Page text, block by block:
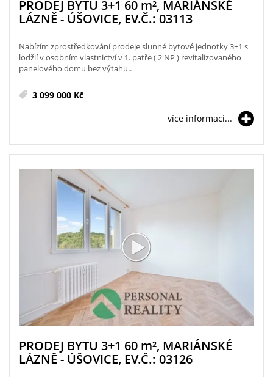
PRODEJ BYTU 3+1 60 m², MARIÁNSKÉ
LÁZNĚ - ÚŠOVICE, EV.Č.: 03113
Nabízím zprostředkování prodeje slunné bytové jednotky 3+1 s
lodžií v osobním vlastnictví v 1. patře ( 2 NP ) revitalizovaného
panelového domu bez výtahu..
3 099 000 Kč
více informací...
PRODEJ BYTU 3+1 60 m², MARIÁNSKÉ
LÁZNĚ - ÚŠOVICE, EV.Č.: 03126